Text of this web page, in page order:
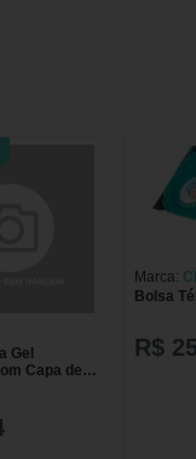
Gel
Capa de
Marca:
Bolsa
R$